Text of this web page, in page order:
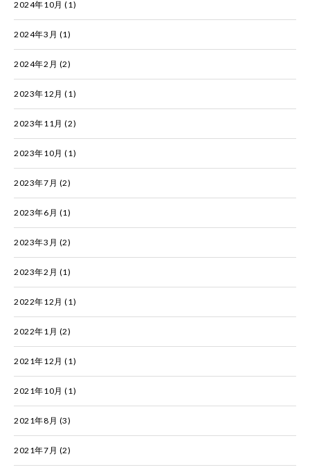
2024年10月 (1)
2024年3月 (1)
2024年2月 (2)
2023年12月 (1)
2023年11月 (2)
2023年10月 (1)
2023年7月 (2)
2023年6月 (1)
2023年3月 (2)
2023年2月 (1)
2022年12月 (1)
2022年1月 (2)
2021年12月 (1)
2021年10月 (1)
2021年8月 (3)
2021年7月 (2)